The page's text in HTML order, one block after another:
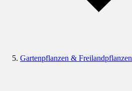
Gartenpflanzen & Freilandpflanzen